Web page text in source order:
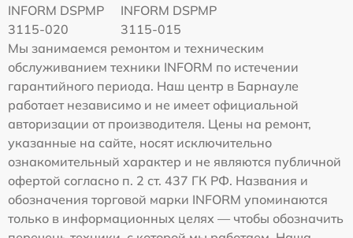
INFORM DSPMP
3115-020
INFORM DSPMP
3115-015
Мы занимаемся ремонтом и техническим
обслуживанием техники INFORM по истечении
гарантийного периода. Наш центр в Барнауле
работает независимо и не имеет официальной
авторизации от производителя. Цены на ремонт,
указанные на сайте, носят исключительно
ознакомительный характер и не являются публичной
офертой согласно п. 2 ст. 437 ГК РФ. Названия и
обозначения торговой марки INFORM упоминаются
только в информационных целях — чтобы обозначить